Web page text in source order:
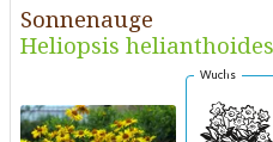
Sonnenauge
Heliopsis
Wuchs